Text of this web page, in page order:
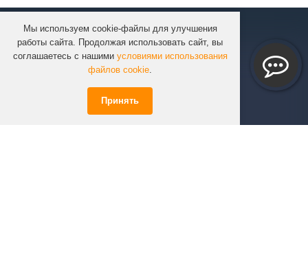
Мы используем cookie-файлы для улучшения
работы сайта. Продолжая использовать сайт, вы
соглашаетесь с нашими условиями использования
файлов cookie.
Принять
КОМПАНИЯ
КАТАЛОГ
УСЛУГИ
ИНФОРМАЦИЯ